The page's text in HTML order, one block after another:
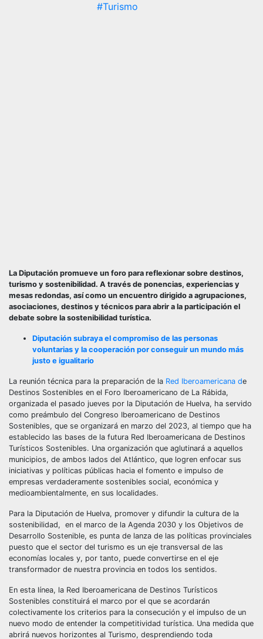
#Turismo
La Diputación promueve un foro para reflexionar sobre destinos,
turismo y sostenibilidad. A través de ponencias, experiencias y
mesas redondas, así como un encuentro dirigido a agrupaciones,
asociaciones, destinos y técnicos para abrir a la participación el
debate sobre la sostenibilidad turística.
Diputación subraya el compromiso de las personas
voluntarias y la cooperación por conseguir un mundo más
justo e igualitario
La reunión técnica para la preparación de la Red Iberoamericana de
Destinos Sostenibles en el Foro Iberoamericano de La Rábida,
organizada el pasado jueves por la Diputación de Huelva, ha servido
como preámbulo del Congreso Iberoamericano de Destinos
Sostenibles, que se organizará en marzo del 2023, al tiempo que ha
establecido las bases de la futura Red Iberoamericana de Destinos
Turísticos Sostenibles. Una organización que aglutinará a aquellos
municipios, de ambos lados del Atlántico, que logren enfocar sus
iniciativas y políticas públicas hacia el fomento e impulso de
empresas verdaderamente sostenibles social, económica y
medioambientalmente, en sus localidades.
Para la Diputación de Huelva, promover y difundir la cultura de la
sostenibilidad, en el marco de la Agenda 2030 y los Objetivos de
Desarrollo Sostenible, es punta de lanza de las políticas provinciales
puesto que el sector del turismo es un eje transversal de las
economías locales y, por tanto, puede convertirse en el eje
transformador de nuestra provincia en todos los sentidos.
En esta línea, la Red Iberoamericana de Destinos Turísticos
Sostenibles constituirá el marco por el que se acordarán
colectivamente los criterios para la consecución y el impulso de un
nuevo modo de entender la competitividad turística. Una medida que
abrirá nuevos horizontes al Turismo, desprendiendo toda